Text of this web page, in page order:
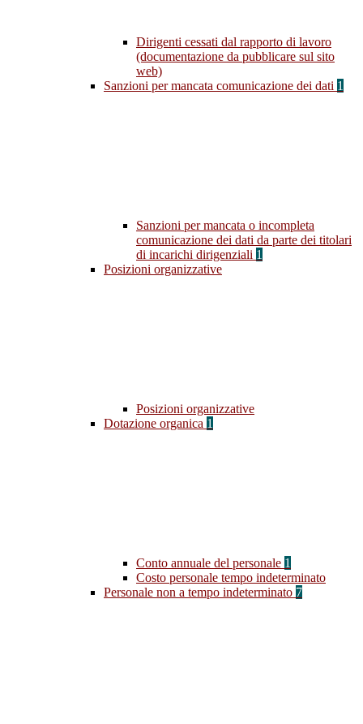
Dirigenti cessati dal rapporto di lavoro
(documentazione da pubblicare sul sito
web)
Sanzioni per mancata comunicazione dei dati 1
Sanzioni per mancata o incompleta
comunicazione dei dati da parte dei titolari
di incarichi dirigenziali 1
Posizioni organizzative
Posizioni organizzative
Dotazione organica 1
Conto annuale del personale 1
Costo personale tempo indeterminato
Personale non a tempo indeterminato 7